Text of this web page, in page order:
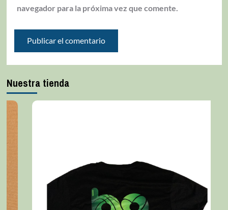
navegador para la próxima vez que comente.
Nuestra tienda